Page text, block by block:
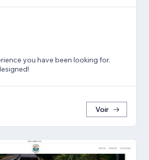
you have been looking for.
Voir